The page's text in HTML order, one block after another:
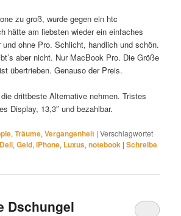
zu groß, wurde gegen ein htc
hätte am liebsten wieder ein einfaches
ohne Pro. Schlicht, handlich und schön.
aber nicht. Nur MacBook Pro. Die Größe
übertrieben. Genauso der Preis.
drittbeste Alternative nehmen. Tristes
Display, 13,3″ und bezahlbar.
,Träume,Vergangenheit |Verschlagwortet
Dell,Geld,iPhone, Luxus,notebook |Schreibe
Dschungel